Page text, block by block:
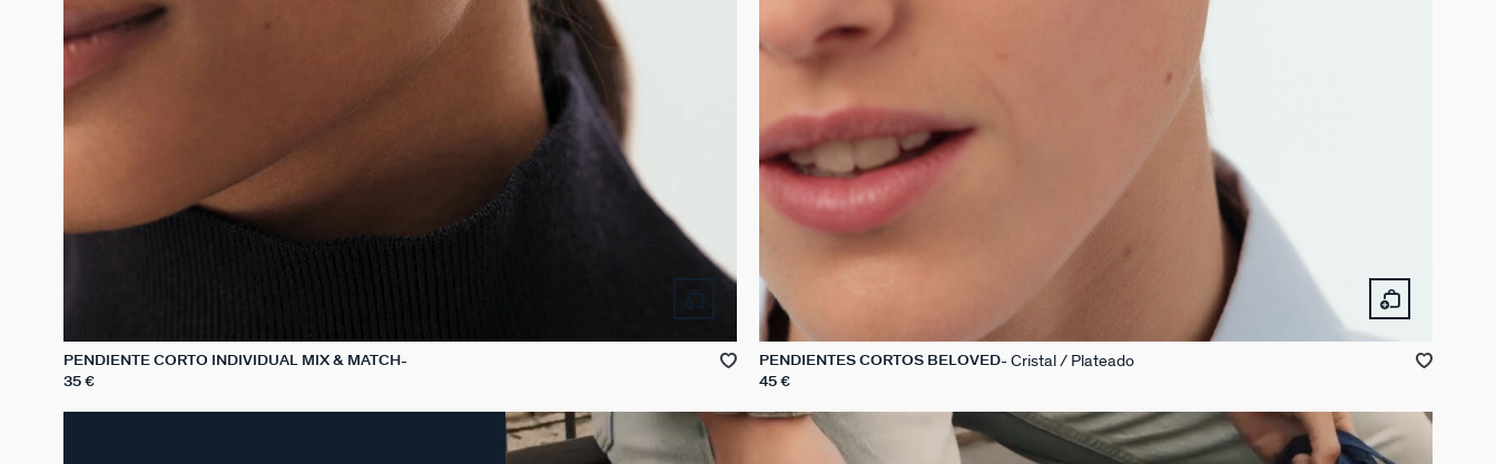
PENDIENTE CORTO INDIVIDUAL MIX & MATCH
35 €
PENDIENTES CORTOS BELOVED Cristal / Plateado
45 €